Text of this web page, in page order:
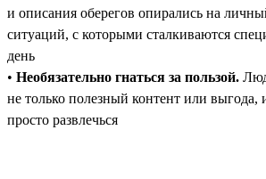
и описания оберегов опирались на
ситуаций, с которыми сталкиваются
день
• Необязательно гнаться за пользой.
не только полезный контент или выгода,
просто развлечься